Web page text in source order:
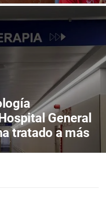
General
tratado a más
sus primeros